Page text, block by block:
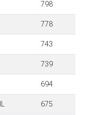
798
778
743
739
694
675